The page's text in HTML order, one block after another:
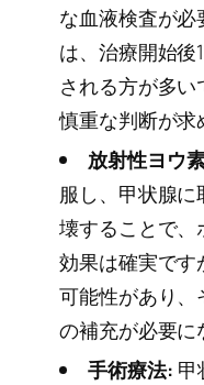
な血液検査が
は、治療開始
される方が多
慎重な判断が求
放射性ヨウ
服し、甲状腺
壊することで、
効果は確実です
可能性があり
の補充が必要に
手術療法: 甲